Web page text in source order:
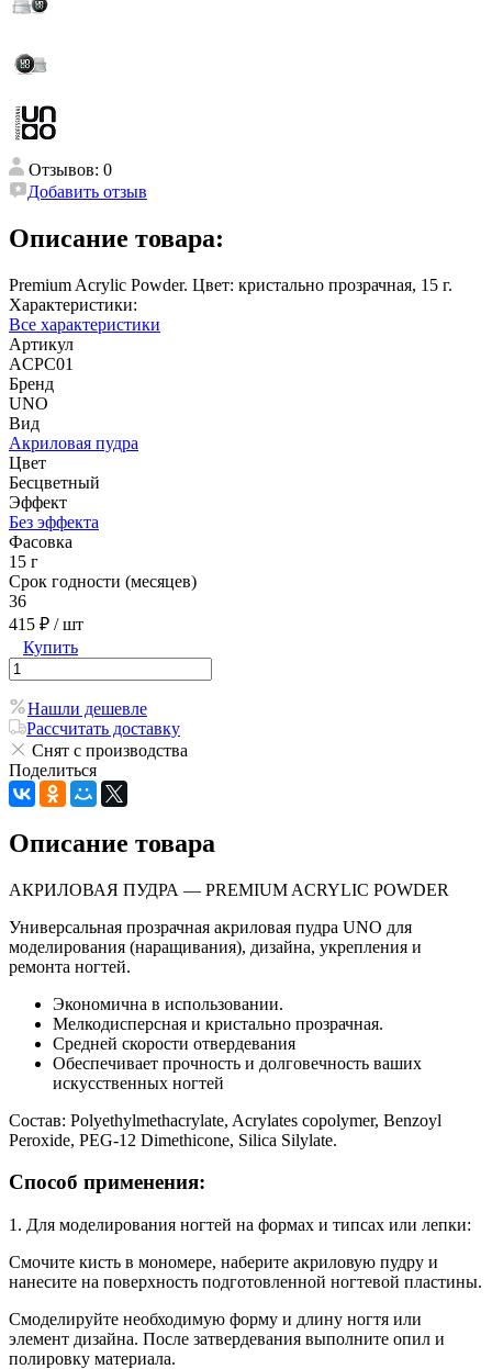
Отзывов: 0
Добавить отзыв
Описание товара:
Premium Acrylic Powder. Цвет: кристально прозрачная, 15 г.
Характеристики:
Все характеристики
Артикул
ACPC01
Бренд
UNO
Вид
Акриловая пудра
Цвет
Бесцветный
Эффект
Без эффекта
Фасовка
15 г
Срок годности (месяцев)
36
415 ₽ / шт
Купить
Нашли дешевле
Рассчитать доставку
Снят с производства
Поделиться
Описание товара
АКРИЛОВАЯ ПУДРА — PREMIUM ACRYLIC POWDER
Универсальная прозрачная акриловая пудра UNO для
моделирования (наращивания), дизайна, укрепления и
ремонта ногтей.
Экономична в использовании.
Мелкодисперсная и кристально прозрачная.
Cредней скорости отвердевания
Обеспечивает прочность и долговечность ваших
искусственных ногтей
Состав: Polyethylmethacrylate, Acrylates copolymer, Benzoyl
Peroxide, PEG-12 Dimethicone, Silica Silylate.
Способ применения:
1. Для моделирования ногтей на формах и типсах или лепки:
Смочите кисть в мономере, наберите акриловую пудру и
нанесите на поверхность подготовленной ногтевой пластины.
Смоделируйте необходимую форму и длину ногтя или
элемент дизайна. После затвердевания выполните опил и
полировку материала.